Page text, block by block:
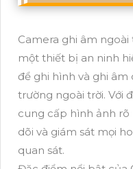
Camera ghi âm ngoài
một thiết bị an ninh
để ghi hình và ghi
trường ngoài trời. Với
cung cấp hình ảnh
dõi và giám sát mọi
quan sát.